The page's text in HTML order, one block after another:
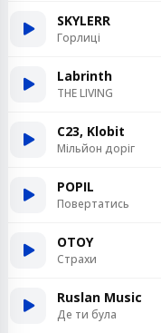
SKYLERR
Горлиці
Labrinth
THE LIVING
C23, Klobit
Мільйон доріг
POPIL
Повертатись
OTOY
Страхи
Ruslan Music
Де ти була